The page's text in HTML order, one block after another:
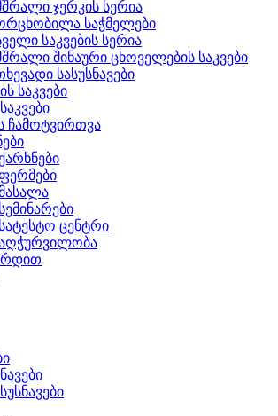
ჯერკის სერია
საჭმელები
საკვების სერია
შინაური ცხოველების საკვები
სასუსნავები
საკვები
ჩამოტვირთვა
სატესტო ცენტრი
აღჭურვილობა